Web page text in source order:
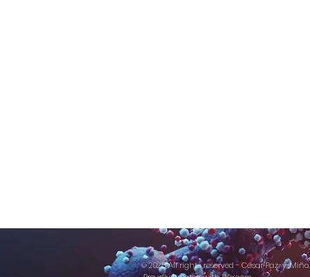
© 2025 All rights reserved - César Paz-y-Miño.